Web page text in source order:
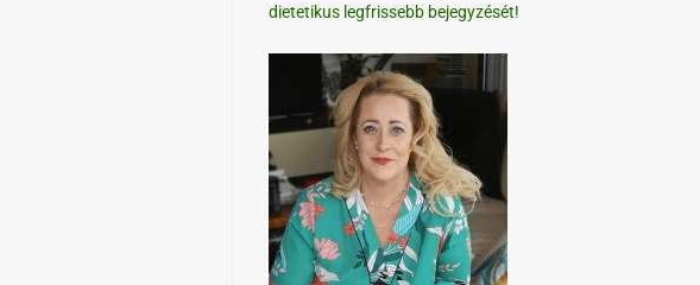
dietetikus legfrissebb bejegyzését!